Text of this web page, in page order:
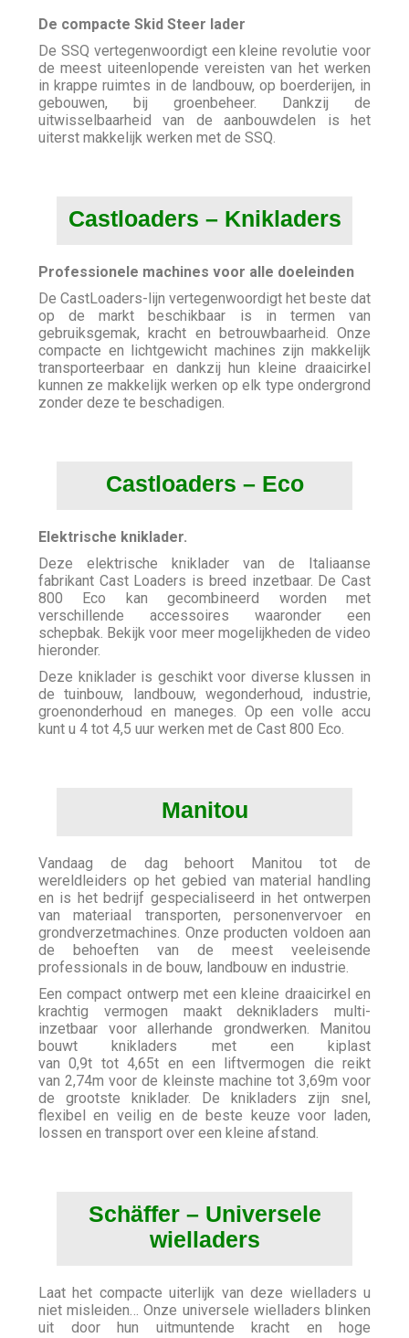
De compacte Skid Steer lader
De SSQ vertegenwoordigt een kleine revolutie voor
de meest uiteenlopende vereisten van het werken
in krappe ruimtes in de landbouw, op boerderijen, in
gebouwen, bij groenbeheer. Dankzij de
uitwisselbaarheid van de aanbouwdelen is het
uiterst makkelijk werken met de SSQ.
Professionele machines voor alle doeleinden
De CastLoaders-lijn vertegenwoordigt het beste dat
op de markt beschikbaar is in termen van
gebruiksgemak, kracht en betrouwbaarheid. Onze
compacte en lichtgewicht machines zijn makkelijk
transporteerbaar en dankzij hun kleine draaicirkel
kunnen ze makkelijk werken op elk type ondergrond
zonder deze te beschadigen.
Castloaders – Knikladers
Castloaders – Eco
Elektrische kniklader.
Deze elektrische kniklader van de Italiaanse
fabrikant Cast Loaders is breed inzetbaar. De Cast
800 Eco kan gecombineerd worden met
verschillende accessoires waaronder een
schepbak. Bekijk voor meer mogelijkheden de video
hieronder.
Deze kniklader is geschikt voor diverse klussen in
de tuinbouw, landbouw, wegonderhoud, industrie,
groenonderhoud en maneges. Op een volle accu
kunt u 4 tot 4,5 uur werken met de Cast 800 Eco.
Vandaag de dag behoort Manitou tot de
wereldleiders op het gebied van material handling
en is het bedrijf gespecialiseerd in het ontwerpen
van materiaal transporten, personenvervoer en
grondverzetmachines. Onze producten voldoen aan
de behoeften van de meest veeleisende
professionals in de bouw, landbouw en industrie.
Een compact ontwerp met een kleine draaicirkel en
krachtig vermogen maakt deknikladers multi-
inzetbaar voor allerhande grondwerken. Manitou
bouwt knikladers met een kiplast
van 0,9t tot 4,65t en een liftvermogen die reikt
van 2,74m voor de kleinste machine tot 3,69m voor
de grootste kniklader. De knikladers zijn snel,
flexibel en veilig en de beste keuze voor laden,
lossen en transport over een kleine afstand.
Manitou
Schäffer – Universele
wielladers
Laat het compacte uiterlijk van deze wielladers u
niet misleiden… Onze universele wielladers blinken
uit door hun uitmuntende kracht en hoge